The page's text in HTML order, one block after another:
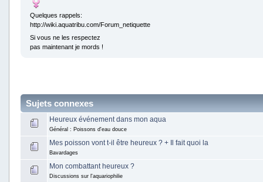
Quelques rappels:
http://wiki.aquatribu.com/Forum_netiquette
Si vous ne les respectez
pas maintenant je mords !
Sujets connexes
Heureux événement dans mon aqua
Général : Poissons d'eau douce
Mes poisson vont t-il être heureux ? + Il fait quoi la
Bavardages
Mon combattant heureux ?
Discussions sur l'aquariophilie